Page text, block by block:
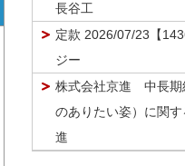
長谷工
定款 2026/07/23【
ジー
株式会社京進 中長期
のありたい姿）に関
進